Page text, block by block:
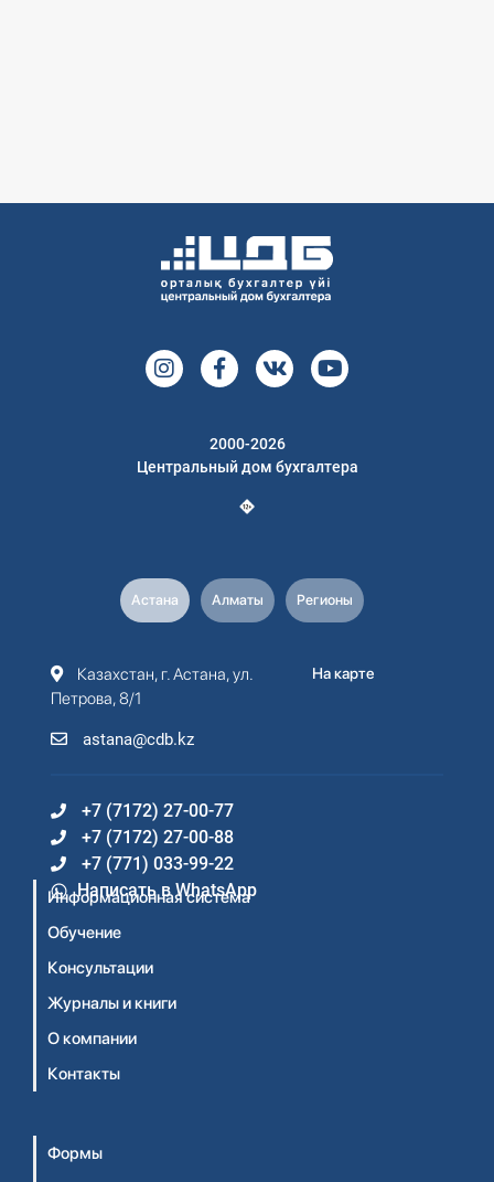
2000-2026
Центральный дом бухгалтера
Астана Алматы Регионы
Казахстан, г. Астана, ул.
Петрова, 8/1
astana@cdb.kz
На карте
+7 (7172) 27-00-77
+7 (7172) 27-00-88
+7 (771) 033-99-22
Написать в WhatsApp
Информационная система
Обучение
Консультации
Журналы и книги
О компании
Контакты
Формы